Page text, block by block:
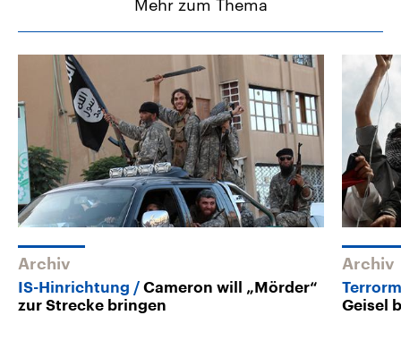
Mehr zum Thema
Archiv
IS-Hinrichtung
Cameron will „Mörder“
zur Strecke bringen
Archiv
Geisel